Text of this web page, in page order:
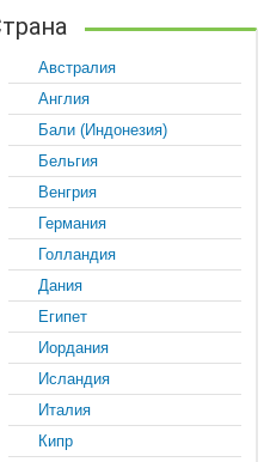
Австралия
Англия
Бали (Индонезия)
Бельгия
Венгрия
Германия
Голландия
Дания
Египет
Иордания
Исландия
Италия
Кипр